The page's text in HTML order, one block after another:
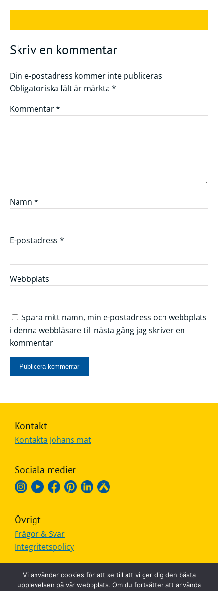
Skriv en kommentar
Din e-postadress kommer inte publiceras.
Obligatoriska fält är märkta *
Kommentar*
Namn *
E-postadress *
Webbplats
Spara mitt namn, min e-postadress och webbplats
i denna webbläsare till nästa gång jag skriver en
kommentar.
Kontakt
Kontakta Johans mat
Sociala medier
Övrigt
Frågor & Svar
Integritetspolicy
Vi använder cookies för att se till att vi ger dig den bästa
upplevelsen på vår webbplats. Om du fortsätter att använda